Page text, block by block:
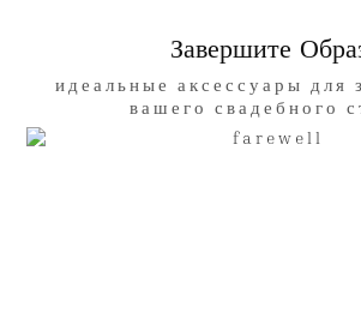
Завершите
идеальные аксессуары для
вашего свадебного